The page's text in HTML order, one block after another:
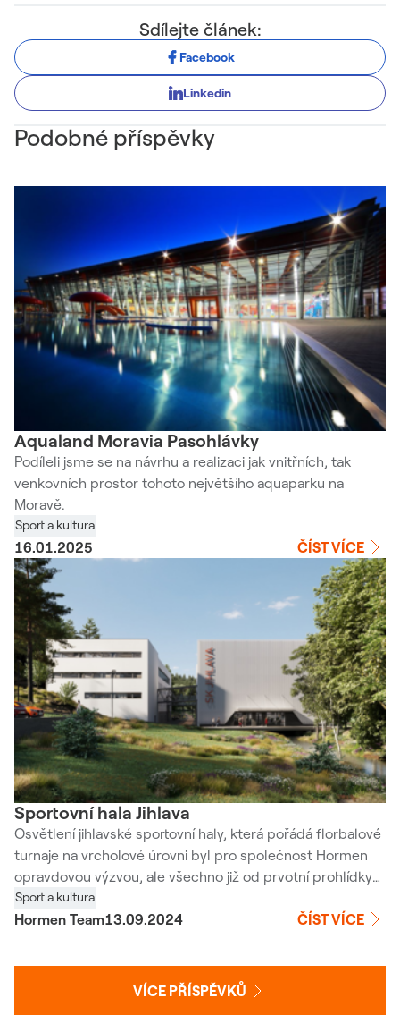
Sdílejte článek:
Facebook
Linkedin
Podobné příspěvky
Aqualand Moravia Pasohlávky
Podíleli jsme se na návrhu a realizaci jak vnitřních, tak
venkovních prostor tohoto největšího aquaparku na
Moravě.
Sport a kultura
16.01.2025 ČÍST VÍCE
Sportovní hala Jihlava
Osvětlení jihlavské sportovní haly, která pořádá florbalové
turnaje na vrcholové úrovni byl pro společnost Hormen
opravdovou výzvou, ale všechno již od prvotní prohlídky
haly přes všechny návrhy, výpočty a samotnou realizaci
proběhlo hladce.
Sport a kultura
Hormen Team13.09.2024 ČÍST VÍCE
VÍCE PŘÍSPĚVKŮ